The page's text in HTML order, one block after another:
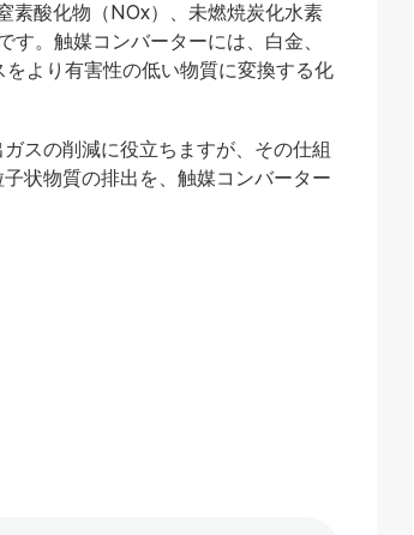
素酸化物（NOx）、未燃焼炭化水素
す。触媒コンバーターには、白金、
より有害性の低い物質に変換する化
スの削減に役立ちますが、その仕組
状物質の排出を、触媒コンバーター